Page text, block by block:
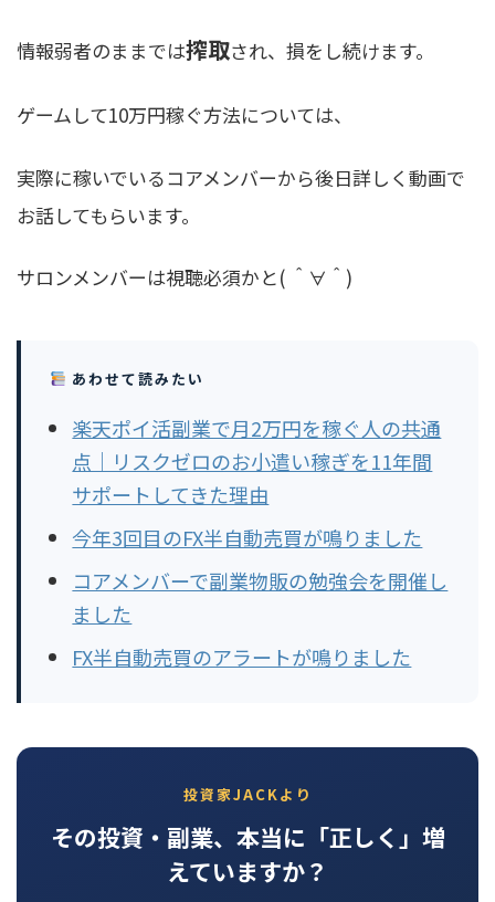
情報弱者のままでは搾取され、損をし続けます。
ゲームして10万円稼ぐ方法については、
実際に稼いでいるコアメンバーから後日詳しく動画で
お話してもらいます。
サロンメンバーは視聴必須かと( ＾∀＾)
あわせて読みたい
楽天ポイ活副業で月2万円を稼ぐ人の共通
点｜リスクゼロのお小遣い稼ぎを11年間
サポートしてきた理由
今年3回目のFX半自動売買が鳴りました
コアメンバーで副業物販の勉強会を開催し
ました
FX半自動売買のアラートが鳴りました
投資家JACKより
その投資・副業、本当に「正しく」増
えていますか？